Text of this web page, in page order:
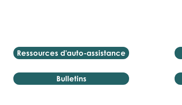
Ressources d'auto-assistance
Bulletins